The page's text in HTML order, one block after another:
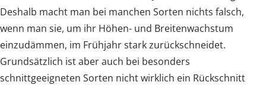
Deshalb macht man bei manchen Sorten nichts falsch,
wenn man sie, um ihr Höhen- und Breitenwachstum
einzudämmen, im Frühjahr stark zurückschneidet.
Grundsätzlich ist aber auch bei besonders
schnittgeeigneten Sorten nicht wirklich ein Rückschnitt